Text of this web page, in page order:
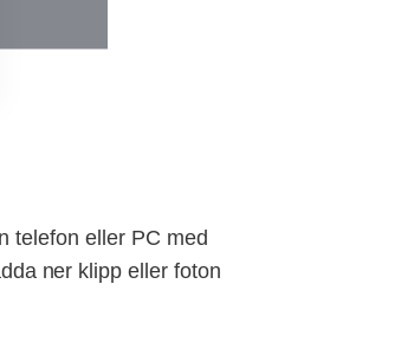
telefon eller PC med
ner klipp eller foton